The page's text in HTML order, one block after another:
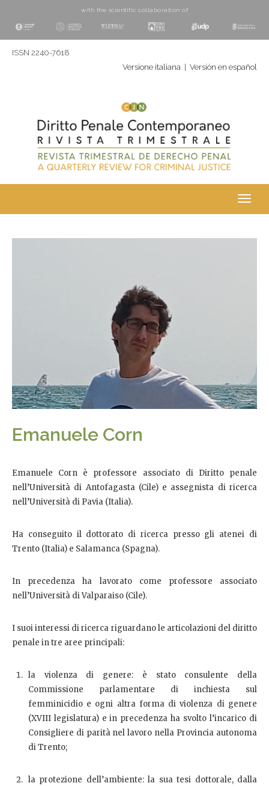
with the scientific collaboration of
ISSN 2240-7618
Versione italiana
Versión en español
Emanuele Corn
Emanuele Corn è professore associato di Diritto penale
nell’Università di Antofagasta (Cile) e assegnista di ricerca
nell’Università di Pavia (Italia).
Ha conseguito il dottorato di ricerca presso gli atenei di
Trento (Italia) e Salamanca (Spagna).
In precedenza ha lavorato come professore associato
nell’Università di Valparaiso (Cile).
I suoi interessi di ricerca riguardano le articolazioni del diritto
penale in tre aree principali:
la violenza di genere: è stato consulente della
Commissione parlamentare di inchiesta sul
femminicidio e ogni altra forma di violenza di genere
(XVIII legislatura) e in precedenza ha svolto l’incarico di
Consigliere di parità nel lavoro nella Provincia autonoma
di Trento;
la protezione dell’ambiente: la sua tesi dottorale, dalla